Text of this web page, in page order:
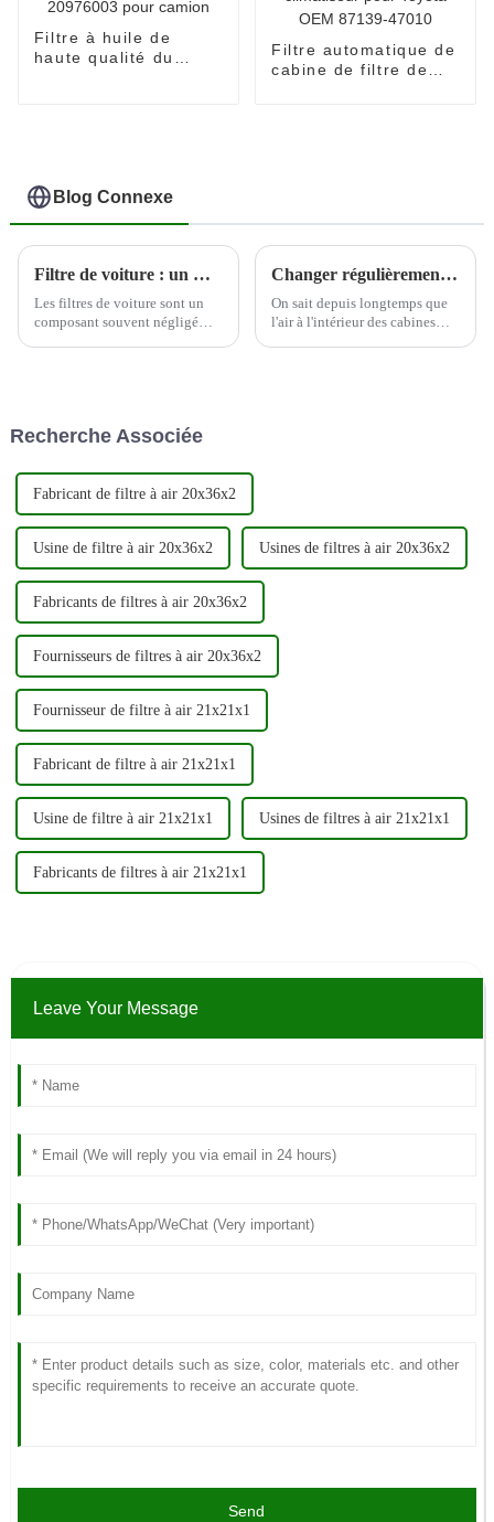
Filtre à huile de
haute qualité du
Filtre automatique de
cabine de filtre de
Blog Connexe
Filtre de voiture : un moyen rentable d'améliorer les performances du moteur
Les filtres de voiture sont un
composant souvent négligé
puissent pénétrer dans le
Changer régulièrement les filtres à air de la cabine peut aider à protéger la santé du conducteur
On sait depuis longtemps que
l'air à l'intérieur des cabines
Recherche Associée
Fabricant de filtre à air 20x36x2
Usine de filtre à air 20x36x2 Usines de filtres à air 20x36x2
Fabricants de filtres à air 20x36x2
Fournisseurs de filtres à air 20x36x2
Fournisseur de filtre à air 21x21x1
Fabricant de filtre à air 21x21x1
Usine de filtre à air 21x21x1 Usines de filtres à air 21x21x1
Fabricants de filtres à air 21x21x1
Leave Your Message
Send